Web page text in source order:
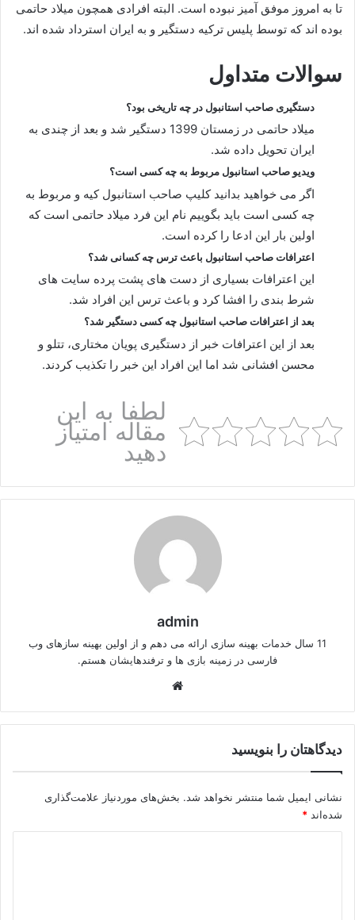
تا به امروز موفق آمیز نبوده است. البته افرادی همچون میلاد حاتمی
بوده اند که توسط پلیس ترکیه دستگیر و به ایران استرداد شده اند.
سوالات متداول
دستگیری صاحب استانبول در چه تاریخی بود؟
میلاد حاتمی در زمستان 1399 دستگیر شد و بعد از چندی به
ایران تحویل داده شد.
ویدیو صاحب استانبول مربوط به چه کسی است؟
اگر می خواهید بدانید کلیپ صاحب استانبول کیه و مربوط به
چه کسی است باید بگوییم نام این فرد میلاد حاتمی است که
اولین بار این ادعا را کرده است.
اعترافات صاحب استانبول باعث ترس چه کسانی شد؟
این اعترافات بسیاری از دست های پشت پرده سایت های
شرط بندی را افشا کرد و باعث ترس این افراد شد.
بعد از اعترافات صاحب استانبول چه کسی دستگیر شد؟
بعد از این اعترافات خبر از دستگیری پویان مختاری، تتلو و
محسن افشانی شد اما این افراد این خبر را تکذیب کردند.
لطفا به این
مقاله امتیاز
دهید
admin
11 سال خدمات بهینه سازی ارائه می دهم و از اولین بهینه سازهای وب
فارسی در زمینه بازی ها و ترفندهایشان هستم.
دیدگاهتان را بنویسید
نشانی ایمیل شما منتشر نخواهد شد. بخش‌های موردنیاز علامت‌گذاری
شده‌اند *